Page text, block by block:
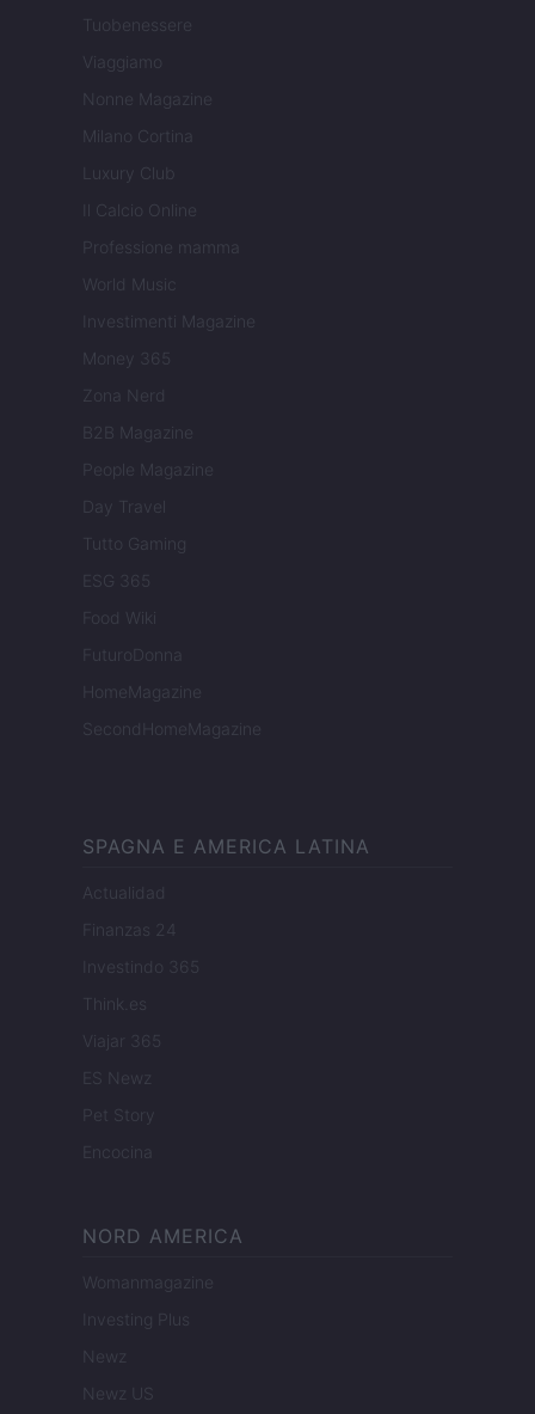
Tuobenessere
Viaggiamo
Nonne Magazine
Milano Cortina
Luxury Club
Il Calcio Online
Professione mamma
World Music
Investimenti Magazine
Money 365
Zona Nerd
B2B Magazine
People Magazine
Day Travel
Tutto Gaming
ESG 365
Food Wiki
FuturoDonna
HomeMagazine
SecondHomeMagazine
SPAGNA E AMERICA LATINA
Actualidad
Finanzas 24
Investindo 365
Think.es
Viajar 365
ES Newz
Pet Story
Encocina
NORD AMERICA
Womanmagazine
Investing Plus
Newz
Newz US